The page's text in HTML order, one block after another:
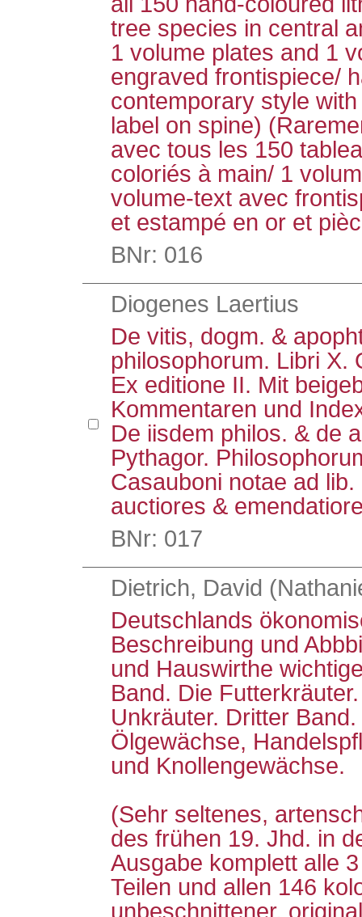
tree species in central
1 volume plates and 1
engraved frontispiece/
contemporary style
label on spine)
avec tous les 150
coloriés à main/ 1
volume-text avec
et estampé en or et
BNr: 016
Diogenes Laertius
De vitis, dogm. &
philosophorum. Libri X.
Ex editione II. Mit
Kommentaren und
De iisdem philos. & de
Pythagor.
Casauboni notae ad
auctiores &
BNr: 017
Dietrich, David
Deutschlands
Beschreibung und
und Hauswirthe
Band. Die
Unkräuter. Dritter
Ölgewächse,
und Knollengewächse.
(Sehr seltenes,
des frühen 19. Jhd. in
Ausgabe komplett alle
Teilen und allen 146
unbeschnittener,